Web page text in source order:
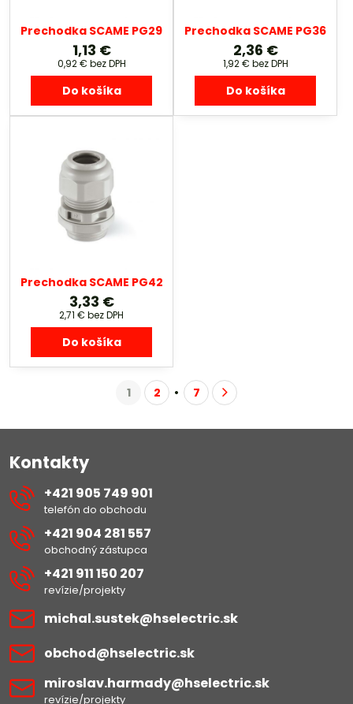
Prechodka SCAME PG29
1,13 €
0,92 € bez DPH
Do košíka
Prechodka SCAME PG36
2,36 €
1,92 € bez DPH
Do košíka
Prechodka SCAME PG42
3,33 €
2,71 € bez DPH
Do košíka
1 2 7
Kontakty
+421 905 749 901
telefón do obchodu
+421 904 281 557
obchodný zástupca
+421 911 150 207
revízie/projekty
michal​.sustek​@hselectric​.sk
obchod​@hselectric​.sk
miroslav​.harmady​@hselectric​.sk
revízie/projekty